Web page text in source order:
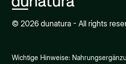
© 2026 dunatura - All rights
Wichtige Hinweise: